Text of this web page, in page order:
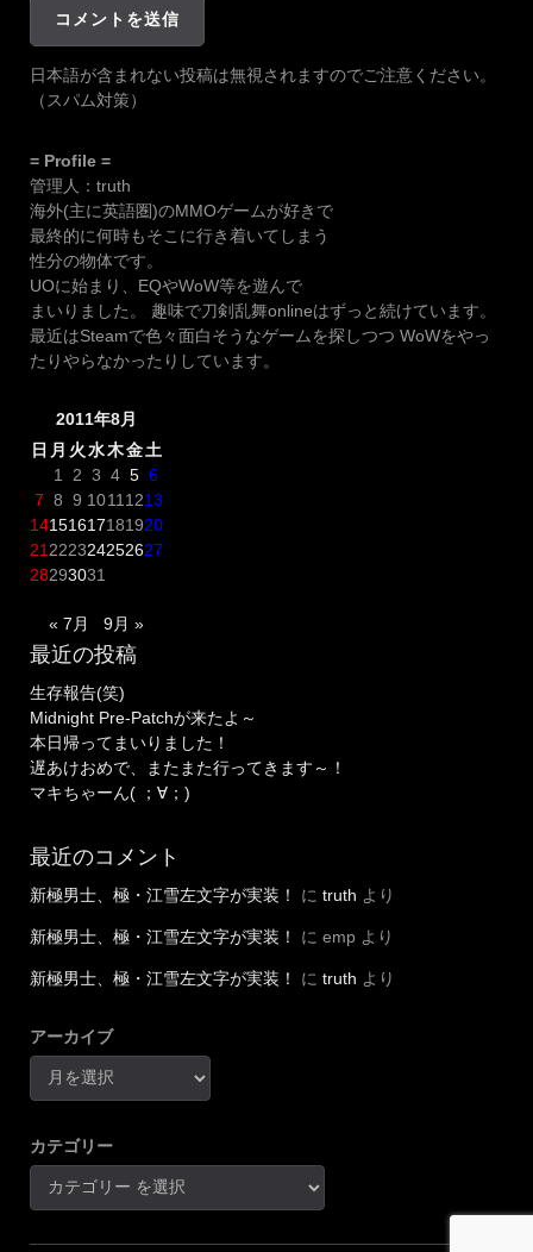
日本語が含まれない投稿は無視されますのでご注意ください。
（スパム対策）
= Profile =
管理人：truth
海外(主に英語圏)のMMOゲームが好きで
最終的に何時もそこに行き着いてしまう
性分の物体です。
UOに始まり、EQやWoW等を遊んで
まいりました。 趣味で刀剣乱舞onlineはずっと続けています。
最近はSteamで色々面白そうなゲームを探しつつ WoWをやっ
たりやらなかったりしています。
2011年8月
日 月 火水木金土
1 2 3 4 5 6
7 8 9 10111213
14151617181920
21222324252627
28293031
« 7月 9月 »
最近の投稿
生存報告(笑)
Midnight Pre-Patchが来たよ～
本日帰ってまいりました！
遅あけおめで、またまた行ってきます～！
マキちゃーん( ；∀；)
最近のコメント
新極男士、極・江雪左文字が実装！ に truth より
新極男士、極・江雪左文字が実装！ に emp より
新極男士、極・江雪左文字が実装！ に truth より
アーカイブ
カテゴリー